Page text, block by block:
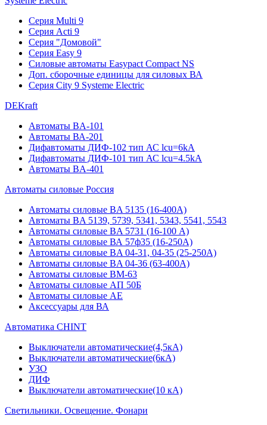
Серия Multi 9
Серия Acti 9
Серия "Домовой"
Серия Easy 9
Силовые автоматы Easypact Compact NS
Доп. сборочные единицы для силовых ВА
Серия City 9 Systeme Electric
DEKraft
Автоматы BA-101
Автоматы ВА-201
Дифавтоматы ДИФ-102 тип АС lcu=6kA
Дифавтоматы ДИФ-101 тип АС lcu=4.5kA
Автоматы BA-401
Автоматы силовые Россия
Автоматы силовые BA 5135 (16-400А)
Автоматы BA 5139, 5739, 5341, 5343, 5541, 5543
Автоматы силовые BA 5731 (16-100 А)
Автоматы силовые ВА 57ф35 (16-250А)
Автоматы силовые BA 04-31, 04-35 (25-250А)
Автоматы силовые BA 04-36 (63-400А)
Автоматы силовые ВМ-63
Автоматы силовые АП 50Б
Автоматы силовые АЕ
Аксессуары для ВА
Автоматика CHINT
Выключатели автоматические(4,5кА)
Выключатели автоматические(6кА)
УЗО
ДИФ
Выключатели автоматические(10 кА)
Светильники. Освещение. Фонари